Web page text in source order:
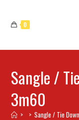
0
Sangle /
3m60
> > Sangle / Tie